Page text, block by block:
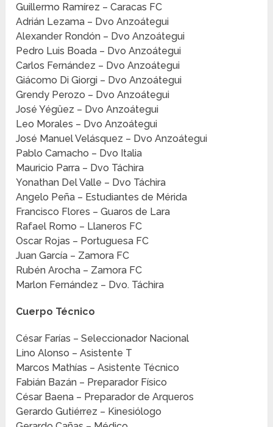
Guillermo Ramírez – Caracas FC
Adrián Lezama – Dvo Anzoátegui
Alexander Rondón – Dvo Anzoátegui
Pedro Luis Boada – Dvo Anzoátegui
Carlos Fernández – Dvo Anzoátegui
Giácomo Di Giorgi – Dvo Anzoátegui
Grendy Perozo – Dvo Anzoátegui
José Yégüez – Dvo Anzoátegui
Leo Morales – Dvo Anzoátegui
José Manuel Velásquez – Dvo Anzoátegui
Pablo Camacho – Dvo Italia
Mauricio Parra – Dvo Táchira
Yonathan Del Valle – Dvo Táchira
Angelo Peña – Estudiantes de Mérida
Francisco Flores – Guaros de Lara
Rafael Romo – Llaneros FC
Oscar Rojas – Portuguesa FC
Juan García – Zamora FC
Rubén Arocha – Zamora FC
Marlon Fernández – Dvo. Táchira
Cuerpo Técnico
César Farías – Seleccionador Nacional
Lino Alonso – Asistente T
Marcos Mathías – Asistente Técnico
Fabián Bazán – Preparador Físico
César Baena – Preparador de Arqueros
Gerardo Gutiérrez – Kinesiólogo